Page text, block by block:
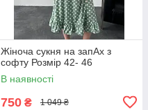
Жіноча сукня на запАх з
софту Розмір 42- 46
В наявності
750 ₴ 1 049 ₴